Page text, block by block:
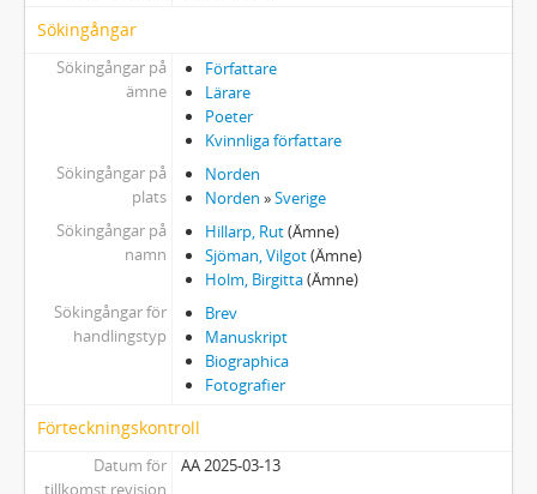
Sökingångar
Sökingångar på
ämne
Författare
Lärare
Poeter
Kvinnliga författare
Sökingångar på
plats
Norden
Norden »Sverige
Sökingångar på
namn
Hillarp, Rut(Ämne)
Sjöman, Vilgot(Ämne)
Holm, Birgitta(Ämne)
Sökingångar för
handlingstyp
Brev
Manuskript
Biographica
Fotografier
Förteckningskontroll
Datum för
AA 2025-03-13